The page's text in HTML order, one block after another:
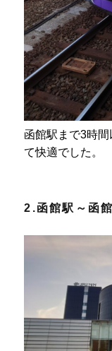
函館駅まで3時
て快適でした。
2.函館駅～函